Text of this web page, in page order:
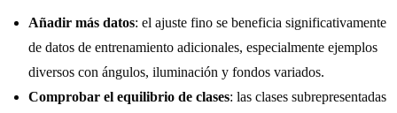
Añadir más datos: el ajuste fino se beneficia significativamente
de datos de entrenamiento adicionales, especialmente ejemplos
diversos con ángulos, iluminación y fondos variados.
Comprobar el equilibrio de clases: las clases subrepresentadas